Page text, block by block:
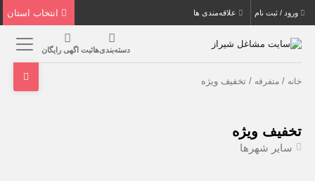
ورود / ثبت نام علاقه‌مندی ها
دسته‌بندی‌هاثبت اگهی رایگان
خانه /متفرقه / تخفیف ویژه
تخفیف ویژه
سایر شهرها